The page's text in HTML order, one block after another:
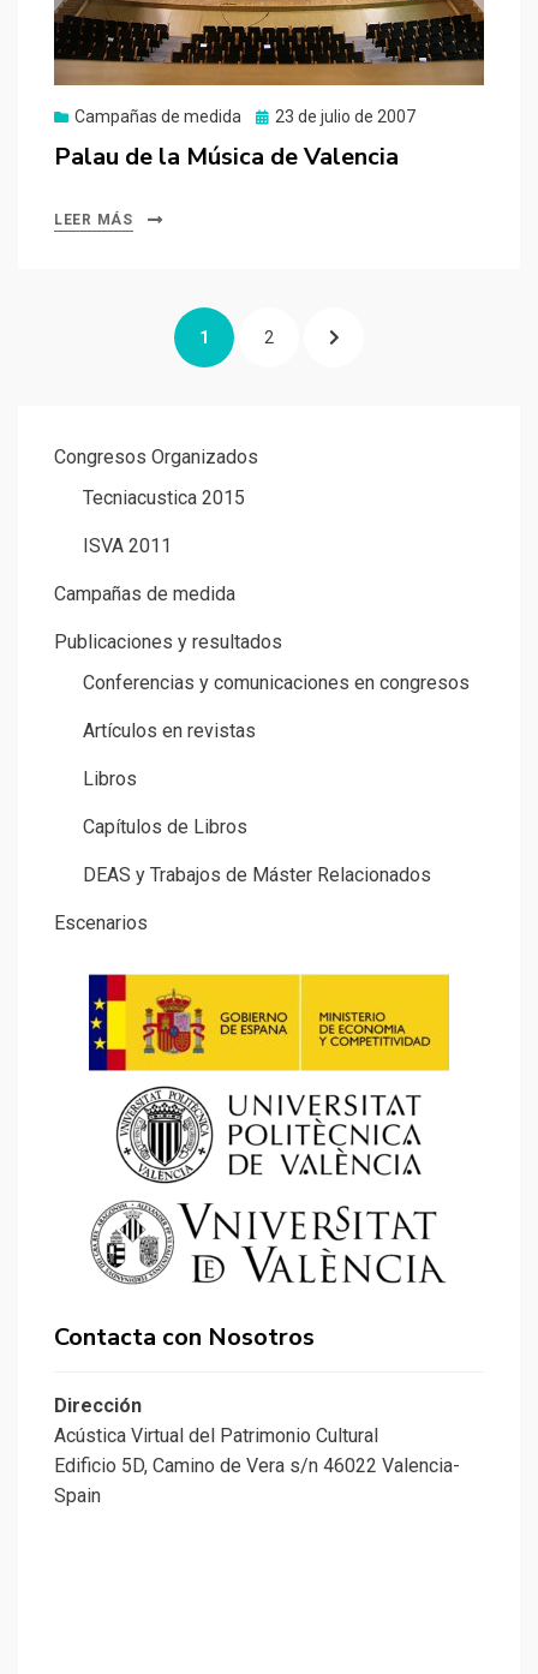
Campañas de medida
Publicado
23 de julio de 2007
Palau de la Música de Valencia
LEER MÁS
PÁGINA
1 PÁGINA
2 PÁGINA
Congresos Organizados
Tecniacustica 2015
ISVA 2011
Campañas de medida
Publicaciones y resultados
Conferencias y comunicaciones en congresos
Artículos en revistas
Libros
Capítulos de Libros
DEAS y Trabajos de Máster Relacionados
Escenarios
Contacta con Nosotros
Dirección
Acústica Virtual del Patrimonio Cultural
Edificio 5D, Camino de Vera s/n 46022 Valencia-
Spain